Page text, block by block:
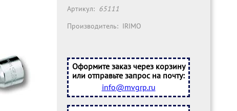
Артикул: 65111
Производитель: IRIMO
Оформите заказ через корзину
или отправьте запрос на почту:
info@mvgrp.ru